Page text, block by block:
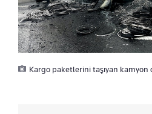
Kargo paketlerini taşıyan